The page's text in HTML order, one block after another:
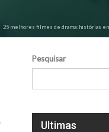
25 melhores filmes de drama: histórias
Pesquisar
Ultimas